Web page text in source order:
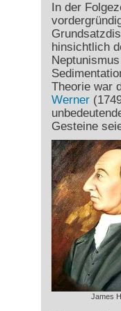
In der
hinsichtlich
Theorie war
Werner
Gesteine
James